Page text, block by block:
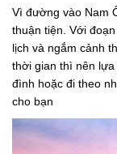
Vì đường vào Nam
thuận tiện. Với
lịch và ngắm cảnh
thời gian thì nên lựa
đình hoặc đi theo
cho bạn